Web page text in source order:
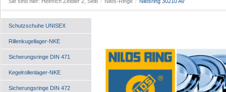
Schutzschuhe UNISEX
Rillenkugellager-NKE
Sicherungsringe DIN 471
Kegelrollenlager-NKE
Sicherungsringe DIN 472